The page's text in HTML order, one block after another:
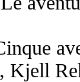
Kjell